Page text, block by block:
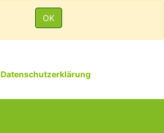
OK
Datenschutzerklärung